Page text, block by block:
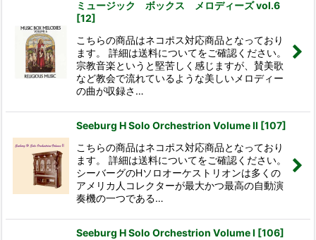
ミュージック ボックス メロディーズ vol.6
[12]
こちらの商品はネコポス対応商品となっており
ます。 詳細は送料についてをご確認ください。
宗教音楽というと堅苦しく感じますが、賛美歌
など教会で流れているような美しいメロディー
の曲が収録さ…
Seeburg H Solo Orchestrion Volume II [107]
こちらの商品はネコポス対応商品となっており
ます。 詳細は送料についてをご確認ください。
シーバーグのHソロオーケストリオンは多くの
アメリカ人コレクターが最大かつ最高の自動演
奏機の一つである…
Seeburg H Solo Orchestrion Volume I [106]